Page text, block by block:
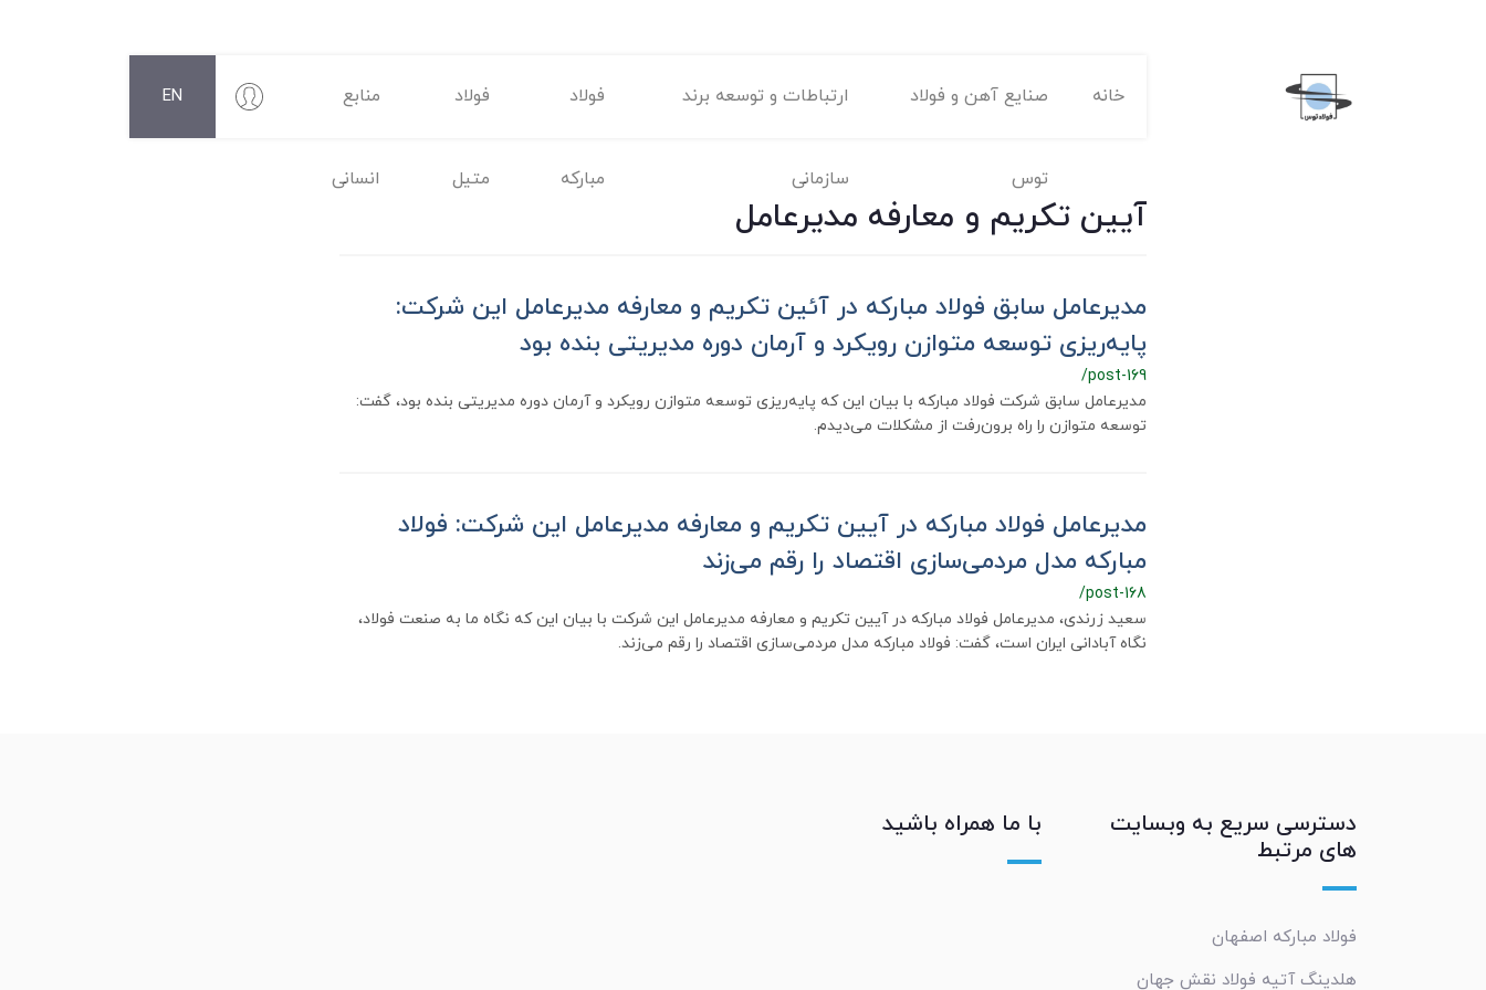
خانه صنایع آهن و فولاد
توس
ارتباطات و توسعه برند
سازمانی
فولاد
مبارکه
فولاد
متیل
منابع
انسانی
EN
آیین تکریم و معارفه مدیرعامل
مدیرعامل سابق فولاد مبارکه در آئین تکریم و معارفه مدیرعامل این شرکت:
پایه‌ریزی توسعه متوازن رویكرد و آرمان دوره مدیریتی بنده بود
/post-169
مدیرعامل سابق شرکت فولاد مبارکه با بیان این که پایه‌ریزی توسعه متوازن رویكرد و آرمان دوره مدیریتی بنده بود، گفت:
توسعه متوازن را راه برون‌رفت از مشکلات می‌دیدم.
مدیرعامل فولاد مبارکه در آیین تکریم و معارفه مدیرعامل این شرکت: فولاد
مباركه مدل مردمی‌سازی اقتصاد را رقم می‌زند
/post-168
سعید زرندی، مدیرعامل فولاد مبارکه در آیین تکریم و معارفه مدیرعامل این شرکت با بیان این که نگاه ما به صنعت فولاد،
نگاه آبادانی ایران است، گفت: فولاد مبارکه مدل مردمی‌سازی اقتصاد را رقم می‌زند.
دسترسی سریع به وبسایت
های مرتبط
فولاد مبارکه اصفهان
هلدینگ آتیه فولاد نقش جهان
با ما همراه باشید